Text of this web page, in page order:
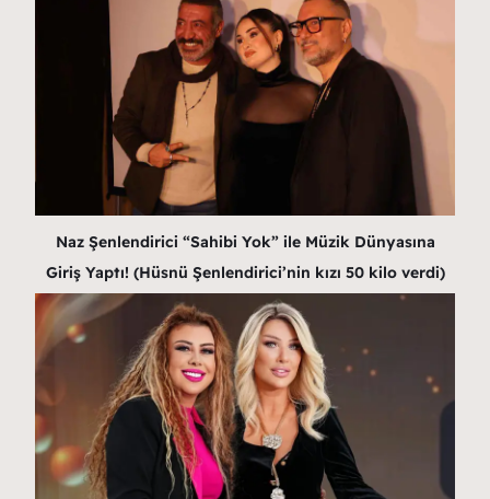
Naz Şenlendirici “Sahibi Yok” ile Müzik Dünyasına
Giriş Yaptı! (Hüsnü Şenlendirici’nin kızı 50 kilo verdi)